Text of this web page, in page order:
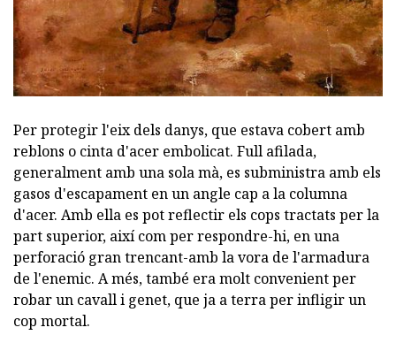
Per protegir l'eix dels danys, que estava cobert amb
reblons o cinta d'acer embolicat. Full afilada,
generalment amb una sola mà, es subministra amb els
gasos d'escapament en un angle cap a la columna
d'acer. Amb ella es pot reflectir els cops tractats per la
part superior, així com per respondre-hi, en una
perforació gran trencant-amb la vora de l'armadura
de l'enemic. A més, també era molt convenient per
robar un cavall i genet, que ja a terra per infligir un
cop mortal.